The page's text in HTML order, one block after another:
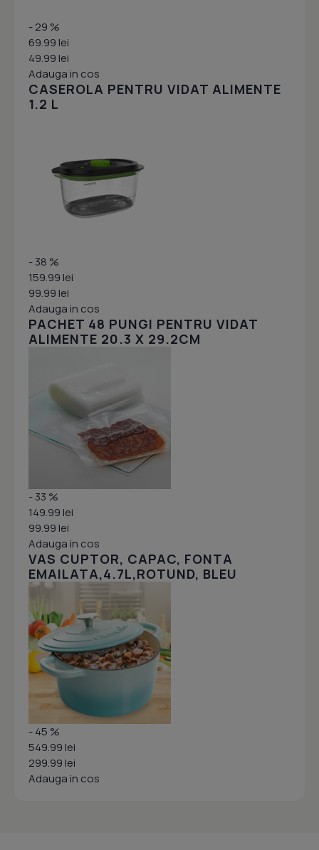
- 29 %
69.99 lei
49.99 lei
Adauga in cos
CASEROLA PENTRU VIDAT ALIMENTE
1.2 L
- 38 %
159.99 lei
99.99 lei
Adauga in cos
PACHET 48 PUNGI PENTRU VIDAT
ALIMENTE 20.3 X 29.2CM
- 33 %
149.99 lei
99.99 lei
Adauga in cos
VAS CUPTOR, CAPAC, FONTA
EMAILATA,4.7L,ROTUND, BLEU
- 45 %
549.99 lei
299.99 lei
Adauga in cos